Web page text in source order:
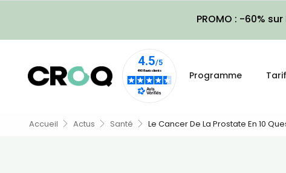
PROMO : -60%
Programme
Accueil Actus Santé Le Cancer De La Prostate En 10